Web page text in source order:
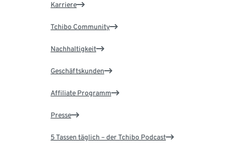
Karriere
Tchibo Community
Nachhaltigkeit
Geschäftskunden
Affiliate Programm
Presse
5 Tassen täglich – der Tchibo Podcast